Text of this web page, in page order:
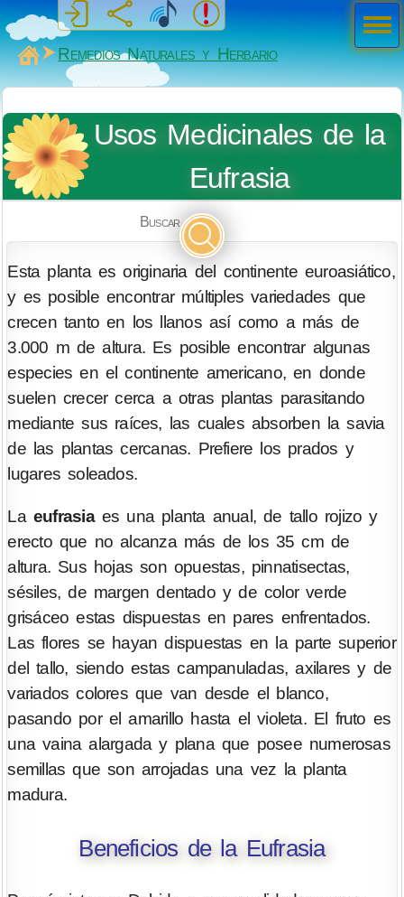
MiSabueso
Remedios Naturales y Herbario
Usos Medicinales de la
Eufrasia
Buscar
Esta planta es originaria del continente euroasiático,
y es posible encontrar múltiples variedades que
crecen tanto en los llanos así como a más de
3.000 m de altura. Es posible encontrar algunas
especies en el continente americano, en donde
suelen crecer cerca a otras plantas parasitando
mediante sus raíces, las cuales absorben la savia
de las plantas cercanas. Prefiere los prados y
lugares soleados.
La eufrasiaes una planta anual, de tallo rojizo y
erecto que no alcanza más de los 35 cm de
altura. Sus hojas son opuestas, pinnatisectas,
sésiles, de margen dentado y de color verde
grisáceo estas dispuestas en pares enfrentados.
Las flores se hayan dispuestas en la parte superior
del tallo, siendo estas campanuladas, axilares y de
variados colores que van desde el blanco,
pasando por el amarillo hasta el violeta. El fruto es
una vaina alargada y plana que posee numerosas
semillas que son arrojadas una vez la planta
madura.
Beneficios de la Eufrasia
Men
ú